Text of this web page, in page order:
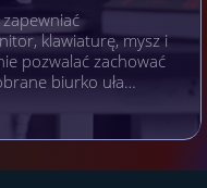
klawiaturę, mysz i
pozwalać zachować
biurko uła…